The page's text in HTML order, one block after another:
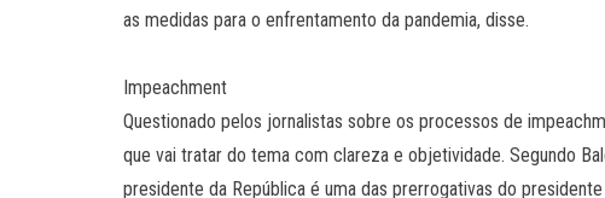
as medidas para o enfrentamento da pandemia, disse.
Impeachment
Questionado pelos jornalistas sobre os processos de
que vai tratar do tema com clareza e objetividade. Segundo
presidente da República é uma das prerrogativas do